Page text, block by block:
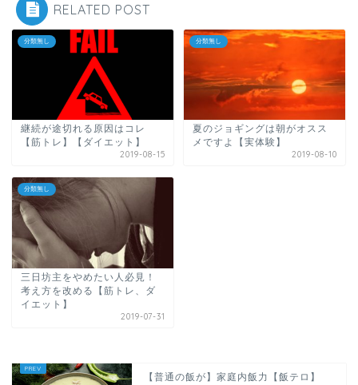
RELATED POST
分類無し
継続が途切れる原因はコレ
【筋トレ】【ダイエット】
2019-08-15
分類無し
夏のジョギングは朝がオスス
メですよ【実体験】
2019-08-10
分類無し
三日坊主をやめたい人必見！
考え方を改める【筋トレ、ダ
イエット】
2019-07-31
【普通の飯が】家庭内飯力【飯テロ】